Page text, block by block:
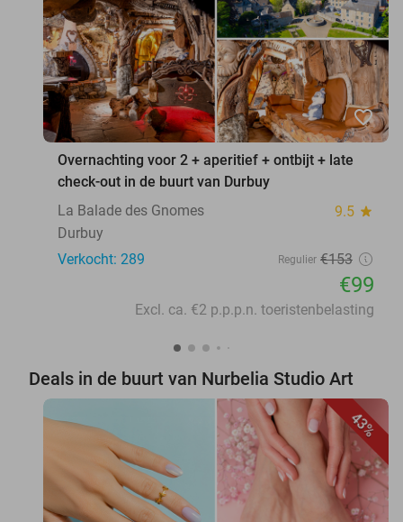
favorite_border
Overnachting voor 2 + aperitief + ontbijt + late
check-out in de buurt van Durbuy
La Balade des Gnomes
9.5 star
Durbuy
Verkocht: 289
Regulier €153
€99
Excl. ca. €2 p.p.p.n. toeristenbelasting
Deals in de buurt van Nurbelia Studio Art
43%